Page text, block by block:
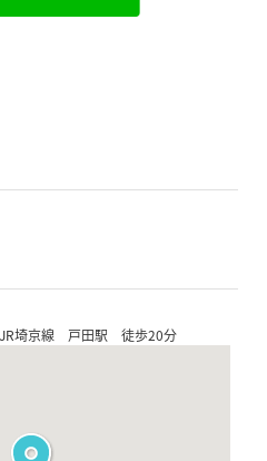
埼京線 戸田駅 徒歩20分